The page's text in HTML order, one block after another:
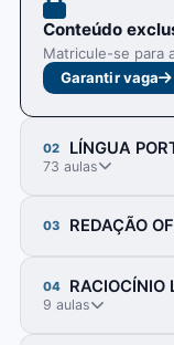
Conteúdo
Matricule-se para
Garantir vaga
02 LÍNGUA
73 aulas
03 REDAÇÃO
04
9 aulas